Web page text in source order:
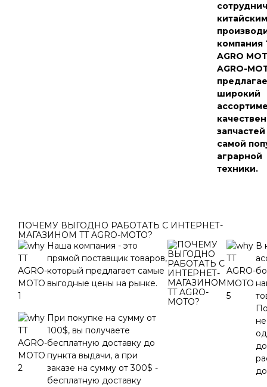
компания
AGRO
AGRO-
широкий
самой
аграрной
техники.
ПОЧЕМУ ВЫГОДНО РАБОТАТЬ С ИНТЕРНЕТ-
МАГАЗИНОМ TT AGRO-MOTO?
Наша компания - это
прямой поставщик товаров,
который предлагает самые
выгодные цены на рынке.
При покупке на сумму от
100$, вы получаете
бесплатную доставку до
пункта выдачи, а при
заказе на сумму от 300$ -
бесплатную доставку
В